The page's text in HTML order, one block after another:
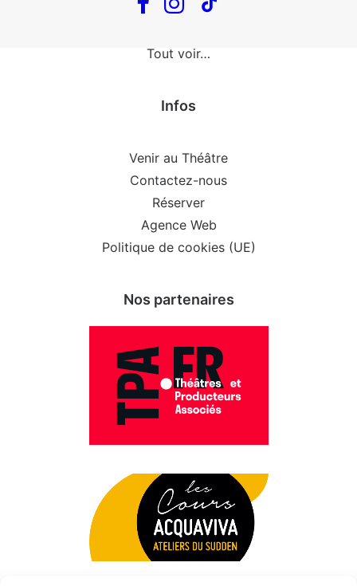
Big Mother
Tout voir…
Infos
Venir au Théâtre
Contactez-nous
Réserver
Agence Web
Politique de cookies (UE)
Nos partenaires